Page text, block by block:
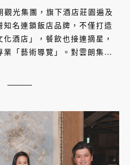
光集團，旗下酒店莊園遍及
知名連鎖飯店品牌，不僅打造
酒店」，餐飲也接連摘星，
業「藝術導覽」。對雲朗集團